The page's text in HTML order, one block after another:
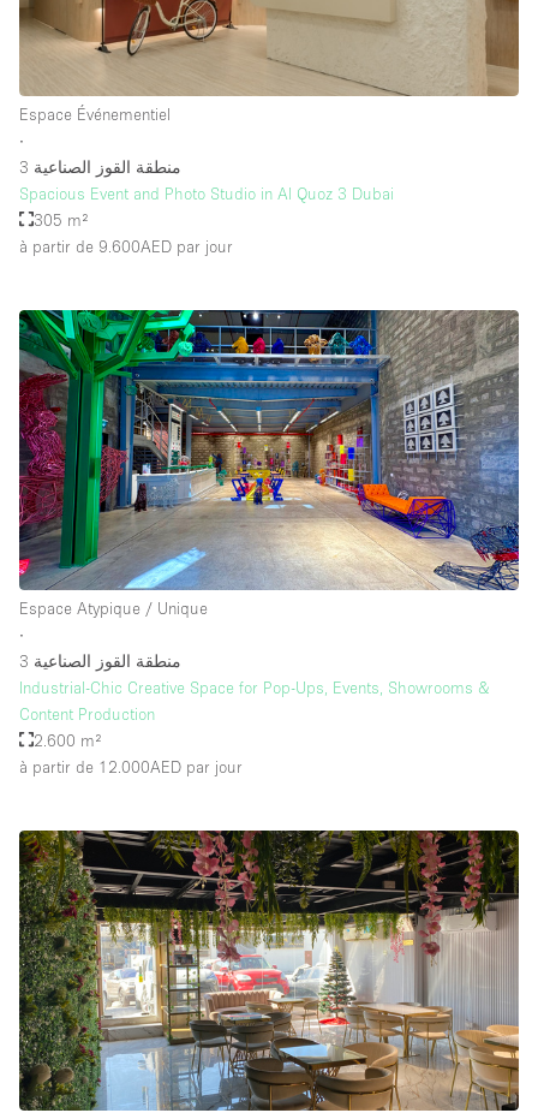
Espace Événementiel
∙
منطقة القوز الصناعية 3
Spacious Event and Photo Studio in Al Quoz 3 Dubai
305 m²
à partir de 9.600AED par jour
Espace Atypique / Unique
∙
منطقة القوز الصناعية 3
Industrial-Chic Creative Space for Pop-Ups, Events, Showrooms &
Content Production
2.600 m²
à partir de 12.000AED par jour